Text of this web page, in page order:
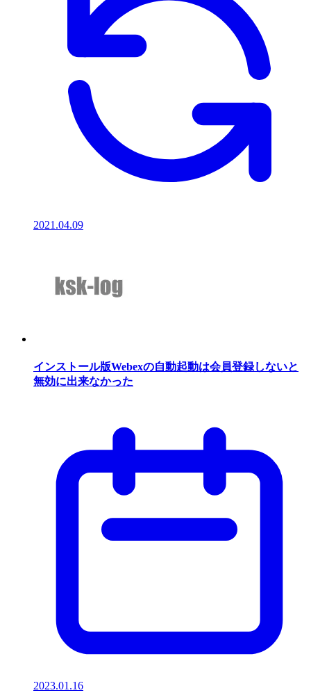
2021.04.09
インストール版Webexの自動起動は会員登録しないと
無効に出来なかった
2023.01.16